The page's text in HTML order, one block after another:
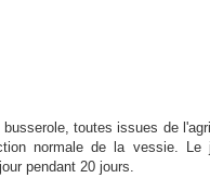
toutes issues de
normale de la vessie.
pendant 20 jours.